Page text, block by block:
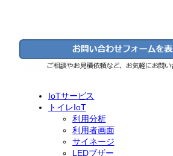
IoTサービス
トイレIoT
利用分析
利用者画面
サイネージ
LEDブザー